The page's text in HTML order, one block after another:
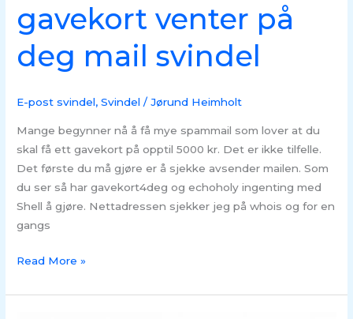
gavekort venter på
deg mail svindel
E-post svindel,Svindel /Jørund Heimholt
Mange begynner nå å få mye spammail som lover at du
skal få ett gavekort på opptil 5000 kr. Det er ikke tilfelle.
Det første du må gjøre er å sjekke avsender mailen. Som
du ser så har gavekort4deg og echoholy ingenting med
Shell å gjøre. Nettadressen sjekker jeg på whois og for en
gangs
Read More »